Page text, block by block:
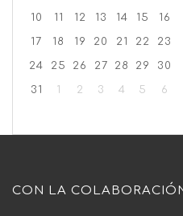
10 11 12 13 14 15 16
17 18 19 20 21 22 23
24 25 26 27 28 29 30
31 1 2 3 4 5 6
CON LA